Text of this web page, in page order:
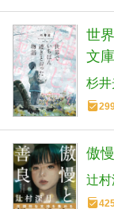
世
文
杉井
傲
辻村